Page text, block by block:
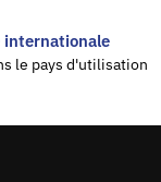
internationale
le pays d'utilisation